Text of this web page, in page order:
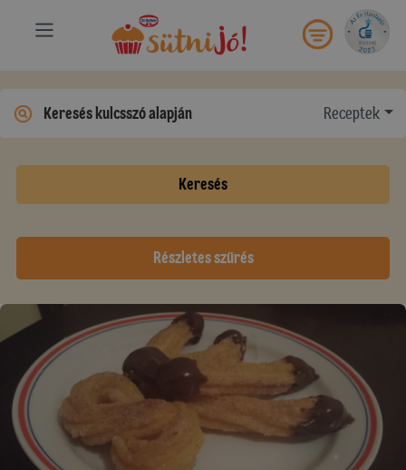
Receptek
Keresés
Részletes szűrés